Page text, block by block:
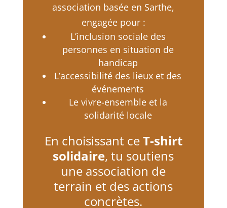
association basée en Sarthe,
engagée pour :
L’inclusion sociale des
personnes en situation de
handicap
L’accessibilité des lieux et des
événements
Le vivre-ensemble et la
solidarité locale
En choisissant ceT-shirt
solidaire, tu soutiens
une association de
terrain et des actions
concrètes.